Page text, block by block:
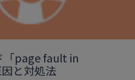
「page fault in
と対処法